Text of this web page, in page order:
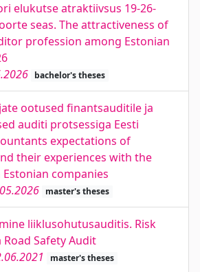
elukutse atraktiivsus 19-26-
seas. The attractiveness of
profession among Estonian
bachelor's theses
ootused finantsauditile ja
auditi protsessiga Eesti
expectations of
their experiences with the
companies
master's theses
liiklusohutusauditis. Risk
Safety Audit
master's theses